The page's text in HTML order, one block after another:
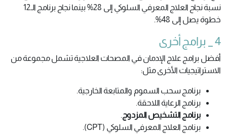
نسبة نجاح العلاج المعرفي السلوكي إلى 28% بينما نجاح برنامج الـ12
خطوة يصل إلى 48%.
4 _ برامج أخرى
أفضل برامج علاج الإدمان في المصحات العلاجية تشمل مجموعة من
الاستراتيجيات الأخرى مثل:
برنامج سحب السموم والمتابعة الخارجية.
برنامج الرعاية اللاحقة.
برنامج التشخيص المزدوج.
برنامج العلاج المعرفي السلوكي (CPT).